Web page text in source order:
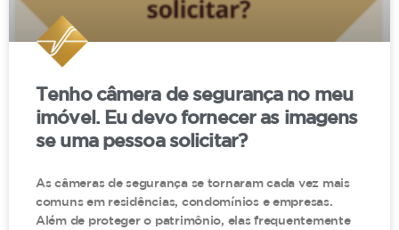
Tenho câmera de segurança no meu
imóvel. Eu devo fornecer as imagens
se uma pessoa solicitar?
As câmeras de segurança se tornaram cada vez mais
comuns em residências, condomínios e empresas.
Além de proteger o patrimônio, elas frequentemente